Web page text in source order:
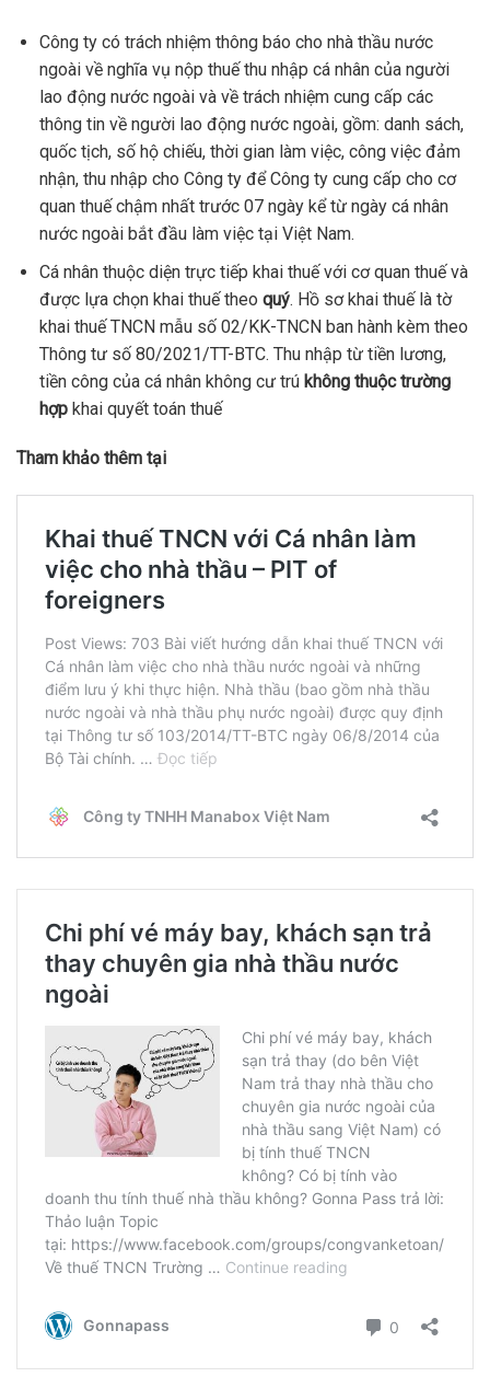
Công ty có trách nhiệm thông báo cho nhà thầu nước
ngoài về nghĩa vụ nộp thuế thu nhập cá nhân của người
lao động nước ngoài và về trách nhiệm cung cấp các
thông tin về người lao động nước ngoài, gồm: danh sách,
quốc tịch, số hộ chiếu, thời gian làm việc, công việc đảm
nhận, thu nhập cho Công ty để Công ty cung cấp cho cơ
quan thuế chậm nhất trước 07 ngày kể từ ngày cá nhân
nước ngoài bắt đầu làm việc tại Việt Nam.
Cá nhân thuộc diện trực tiếp khai thuế với cơ quan thuế và
được lựa chọn khai thuế theo quý. Hồ sơ khai thuế là tờ
khai thuế TNCN mẫu số 02/KK-TNCN ban hành kèm theo
Thông tư số 80/2021/TT-BTC. Thu nhập từ tiền lương,
tiền công của cá nhân không cư trú không thuộc trường
hợpkhai quyết toán thuế
Tham khảo thêm tại